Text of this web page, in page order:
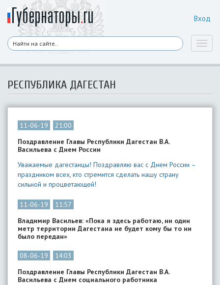
Вход
РЕСПУБЛИКА ДАГЕСТАН
11-06-19
21:00
Поздравление Главы Республики Дагестан В.А.
Васильева с Днем России
Уважаемые дагестанцы! Поздравляю вас с Днем России –
праздником всех, кто стремится сделать нашу страну
сильной и процветающей!
11-06-19
11:57
Владимир Васильев: «Пока я здесь работаю, ни один
метр территории Дагестана не будет кому бы то ни
было передан»
08-06-19
14:03
Поздравление Главы Республики Дагестан В.А.
Васильева с Днем социального работника